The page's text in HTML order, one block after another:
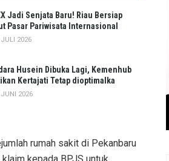
Jadi Senjata Baru! Riau Bersiap
Pasar Pariwisata Internasional
2026
Husein Dibuka Lagi, Kemenhub
Kertajati Tetap dioptimalka
2026
rumah sakit di Pekanbaru